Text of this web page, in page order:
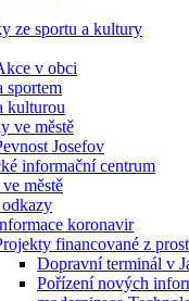
ze sportu a kultury
v obci
sportem
kulturou
ve městě
Josefov
informační centrum
městě
koronavir
financované z
Dopravní terminál v
Pořízení nových